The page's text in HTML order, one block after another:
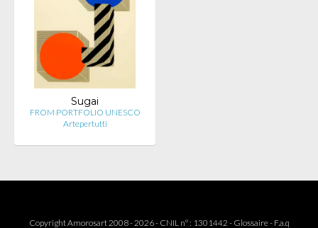
Sugai
FROM PORTFOLIO UNESCO
Artepertutti
Copyright Amorosart 2008 - 2026 - CNIL n° : 1301442 - Glossaire- F.a.q